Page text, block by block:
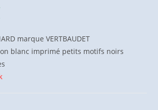
marque VERTBAUDET
blanc imprimé petits motifs noirs